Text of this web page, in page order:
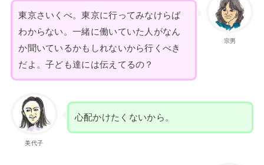
宗男
東京さいくべ。東京に行ってみなけらば
わからない。一緒に働いていた人がなん
か聞いているかもしれないから行くべき
だよ。子ども達には伝えてるの？
美代子
心配かけたくないから。